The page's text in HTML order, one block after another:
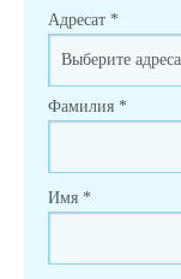
Адресат *
Фамилия *
Имя *